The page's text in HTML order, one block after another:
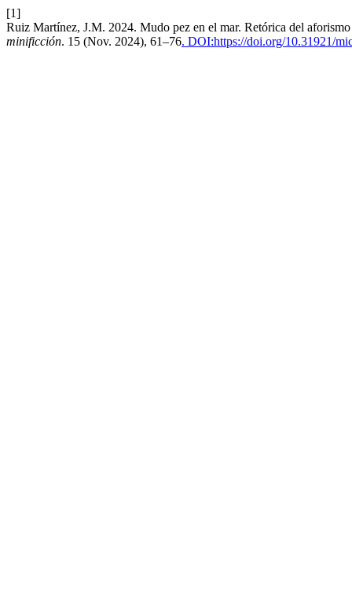
[1]
Ruiz Martínez, J.M. 2024. Mudo pez en el mar. Retórica del
minificción. 15 (Nov. 2024), 61–76. DOI:https://doi.org/10.31921/